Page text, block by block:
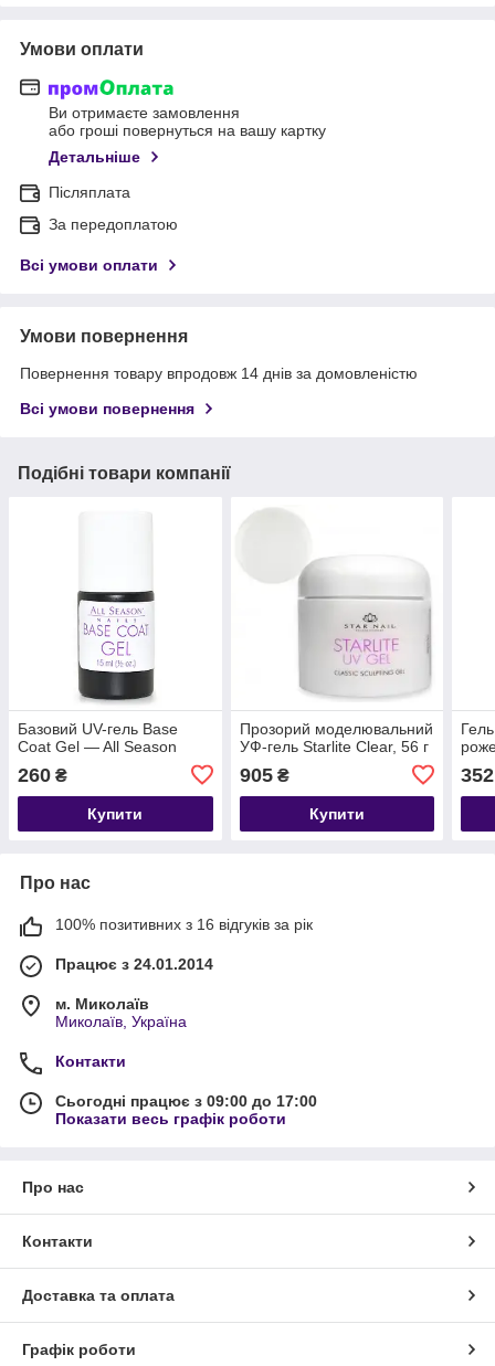
Умови оплати
Ви отримаєте замовлення
або гроші повернуться на вашу картку
Детальніше
Післяплата
За передоплатою
Всі умови оплати
Умови повернення
Повернення товару впродовж 14 днів за домовленістю
Всі умови повернення
Подібні товари компанії
Базовий UV-гель Base
Coat Gel — All Season
260 ₴
Купити
Прозорий моделювальний
УФ-гель Starlite Clear, 56 г
905₴
Купити
352
Про нас
100% позитивних з 16 відгуків за рік
Працює з 24.01.2014
м. Миколаїв
Миколаїв, Україна
Контакти
Сьогодні працює з 09:00 до 17:00
Показати весь графік роботи
Про нас
Контакти
Доставка та оплата
Графік роботи